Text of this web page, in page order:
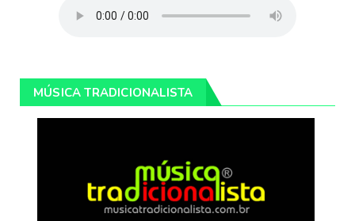
MÚSICA TRADICIONALISTA